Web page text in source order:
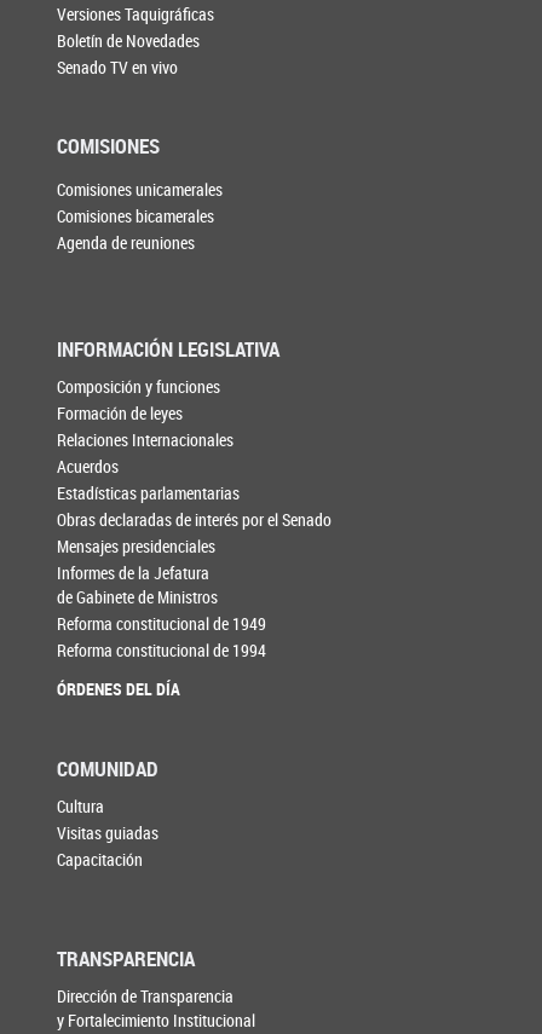
Versiones Taquigráficas
Boletín de Novedades
Senado TV en vivo
COMISIONES
Comisiones unicamerales
Comisiones bicamerales
Agenda de reuniones
INFORMACIÓN LEGISLATIVA
Composición y funciones
Formación de leyes
Relaciones Internacionales
Acuerdos
Estadísticas parlamentarias
Obras declaradas de interés por el Senado
Mensajes presidenciales
Informes de la Jefatura
de Gabinete de Ministros
Reforma constitucional de 1949
Reforma constitucional de 1994
ÓRDENES DEL DÍA
COMUNIDAD
Cultura
Visitas guiadas
Capacitación
TRANSPARENCIA
Dirección de Transparencia
y Fortalecimiento Institucional